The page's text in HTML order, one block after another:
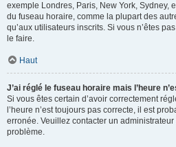
exemple Londres, Paris, New York, Sydney,
du fuseau horaire, comme la plupart des
qu’aux utilisateurs inscrits. Si vous n’êtes
le faire.
Haut
J’ai réglé le fuseau horaire mais l’heure
Si vous êtes certain d’avoir correctement
l’heure n’est toujours pas correcte, il est
erronée. Veuillez contacter un
problème.